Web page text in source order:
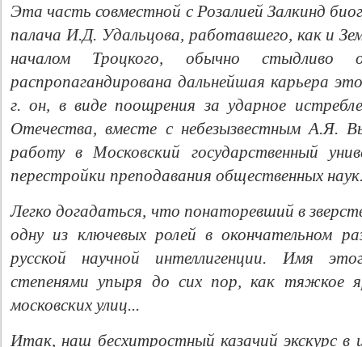
Эта часть совместной с Розалией Залкинд
палача И.Д. Удальцова, работавшего, как и
началом Троцкого, обычно стыдливо
распропагандирована дальнейшая карьера
г. он, в виде поощрения за ударное
Отечества, вместе с небезызвестным А.Я.
работу в Московский государственный
перестройки преподавания общественных
Легко догадаться, что понаторевший в
одну из ключевых ролей в окончательном
русской научной интеллигенции. Имя
степенями упыря до сих пор, как тяжкое
московских улиц...
Итак, наш бесхитростный казачий экскурс